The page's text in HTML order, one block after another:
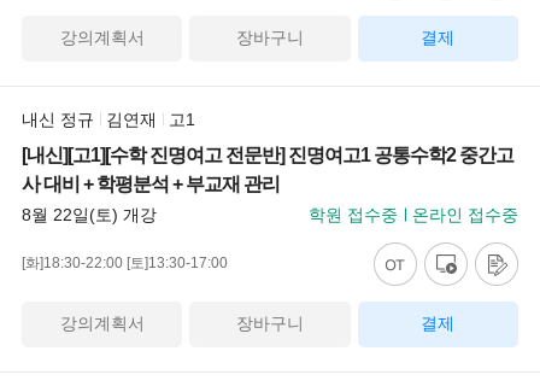
강의계획서 장바구니 결제
내신 정규 김연재 고1
[내신][고1][수학 진명여고 전문반] 진명여고1 공통수학2 중간고
사 대비 + 학평분석 + 부교재 관리
8월 22일(토) 개강 학원 접수중 온라인 접수중
[화]18:30-22:00 [토]13:30-17:00
강의계획서 장바구니 결제